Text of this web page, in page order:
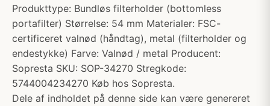
Produkttype: Bundløs filterholder (bottomless
portafilter) Størrelse: 54 mm Materialer: FSC-
certificeret valnød (håndtag), metal (filterholder og
endestykke) Farve: Valnød / metal Producent:
Sopresta SKU: SOP-34270 Stregkode:
5744004234270 Køb hos Sopresta.
Dele af indholdet på denne side kan være genereret